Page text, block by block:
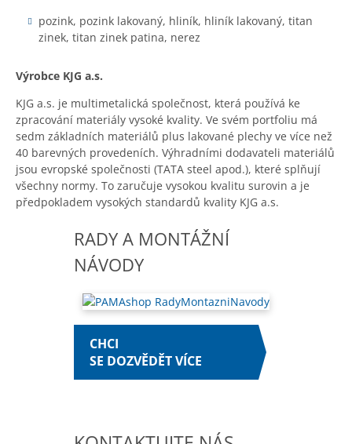
pozink, pozink lakovaný, hliník, hliník lakovaný, titan
zinek, titan zinek patina, nerez
Výrobce KJG a.s.
KJG a.s. je multimetalická společnost, která používá ke
zpracování materiály vysoké kvality. Ve svém portfoliu má
sedm základních materiálů plus lakované plechy ve více než
40 barevných provedeních. Výhradními dodavateli materiálů
jsou evropské společnosti (TATA steel apod.), které splňují
všechny normy. To zaručuje vysokou kvalitu surovin a je
předpokladem vysokých standardů kvality KJG a.s.
RADY A MONTÁŽNÍ
NÁVODY
CHCI
SE DOZVĚDĚT VÍCE